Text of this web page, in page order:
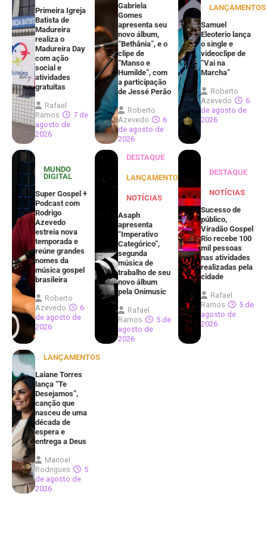
Primeira Igreja
Batista de
Madureira
realiza o
Madureira Day
com ação
social e
atividades
gratuitas
Rafael
Ramos
7 de
agosto de
2026
Gabriela
Gomes
apresenta seu
novo álbum,
“Bethânia”, e o
clipe de
“Manso e
Humilde”, com
a participação
de Jessé Perão
Roberto
Azevedo
6
de agosto de
2026
LANÇAMENTOS
Samuel
Eleoterio lança
o single e
videoclipe de
“Vai na
Marcha”
Roberto
Azevedo
6
de agosto de
2026
MUNDO
DIGITAL
Super Gospel +
Podcast com
Rodrigo
Azevedo
estreia nova
temporada e
reúne grandes
nomes da
música gospel
brasileira
Roberto
Azevedo
6
de agosto de
2026
DESTAQUE
LANÇAMENTOS
NOTÍCIAS
Asaph
apresenta
“Imperativo
Categórico”,
segunda
música de
trabalho de seu
novo álbum
pela Onimusic
Rafael
Ramos
5 de
agosto de
2026
DESTAQUE
NOTÍCIAS
Sucesso de
público,
Viradão Gospel
Rio recebe 100
mil pessoas
nas atividades
realizadas pela
cidade
Rafael
Ramos
5 de
agosto de
2026
LANÇAMENTOS
Laiane Torres
lança “Te
Desejamos”,
canção que
nasceu de uma
década de
espera e
entrega a Deus
Manoel
Rodrigues
5
de agosto de
2026